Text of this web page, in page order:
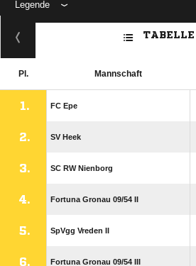
Legende
ANZEIGE
TABELLE
Pl. Mannschaft
1. FC Epe
2. SV Heek
3. SC RW Nienborg
4. Fortuna Gronau 09/​54 II
5. SpVgg Vreden II
6. Fortuna Gronau 09/​54 III